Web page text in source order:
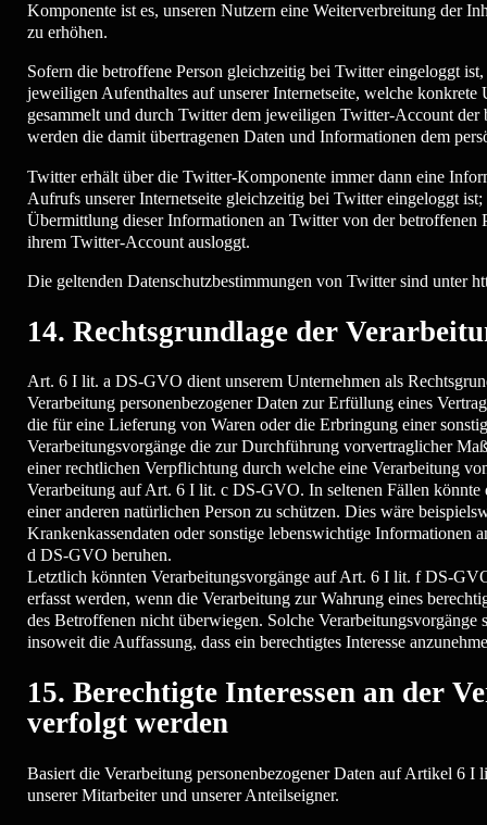
Komponente ist es, unseren Nutzern eine Weiterverbreitung der
zu erhöhen.
Sofern die betroffene Person gleichzeitig bei Twitter eingeloggt
jeweiligen Aufenthaltes auf unserer Internetseite, welche
gesammelt und durch Twitter dem jeweiligen Twitter-Account der
werden die damit übertragenen Daten und Informationen dem
Twitter erhält über die Twitter-Komponente immer dann eine
Aufrufs unserer Internetseite gleichzeitig bei Twitter eingeloggt
Übermittlung dieser Informationen an Twitter von der betroffenen
ihrem Twitter-Account ausloggt.
Die geltenden Datenschutzbestimmungen von Twitter sind unter
14. Rechtsgrundlage der
Art. 6 I lit. a DS-GVO dient unserem Unternehmen als
Verarbeitung personenbezogener Daten zur Erfüllung eines
die für eine Lieferung von Waren oder die Erbringung einer
Verarbeitungsvorgänge die zur Durchführung vorvertraglicher
einer rechtlichen Verpflichtung durch welche eine Verarbeitung
Verarbeitung auf Art. 6 I lit. c DS-GVO. In seltenen Fällen könnte
einer anderen natürlichen Person zu schützen. Dies wäre
Krankenkassendaten oder sonstige lebenswichtige
d DS-GVO beruhen.
Letztlich könnten Verarbeitungsvorgänge auf Art. 6 I lit. f DS-
erfasst werden, wenn die Verarbeitung zur Wahrung eines
des Betroffenen nicht überwiegen. Solche Verarbeitungsvorgänge
insoweit die Auffassung, dass ein berechtigtes Interesse
15. Berechtigte Interessen an der
verfolgt werden
Basiert die Verarbeitung personenbezogener Daten auf Artikel 6
unserer Mitarbeiter und unserer Anteilseigner.